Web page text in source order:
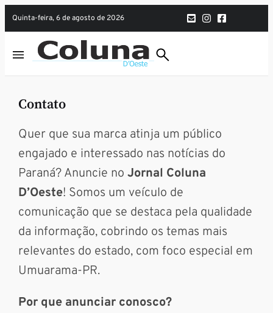
quinta-feira, 6 de agosto de 2026
Contato
Quer que sua marca atinja um público
engajado e interessado nas notícias do
Paraná? Anuncie noJornal Coluna
D’Oeste! Somos um veículo de
comunicação que se destaca pela qualidade
da informação, cobrindo os temas mais
relevantes do estado, com foco especial em
Umuarama-PR.
Por que anunciar conosco?